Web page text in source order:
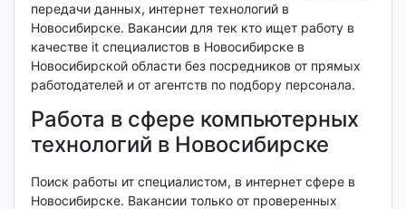
передачи данных, интернет технологий в
Новосибирске. Вакансии для тек кто ищет работу в
качестве it специалистов в Новосибирске в
Новосибирской области без посредников от прямых
работодателей и от агентств по подбору персонала.
Работа в сфере компьютерных
технологий в Новосибирске
Поиск работы ит специалистом, в интернет сфере в
Новосибирске. Вакансии только от проверенных